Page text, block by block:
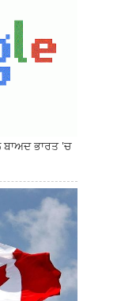
ਭਾਰਤ 'ਚ